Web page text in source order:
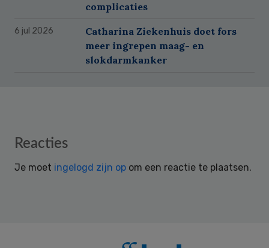
complicaties
6 jul 2026
Catharina Ziekenhuis doet fors
meer ingrepen maag- en
slokdarmkanker
Reader
Reacties
Je moet ingelogd zijn op om een reactie te plaatsen.